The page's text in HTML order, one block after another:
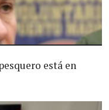
está en